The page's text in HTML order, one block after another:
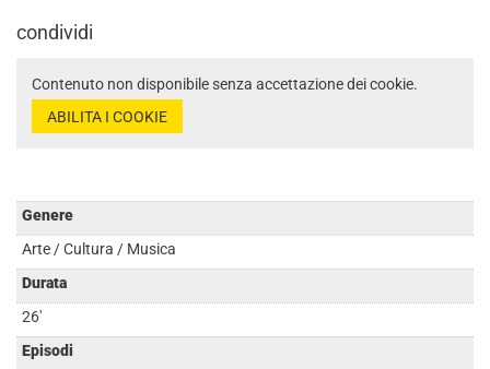
condividi
Contenuto non disponibile senza accettazione dei cookie.
ABILITA I COOKIE
Genere
Arte / Cultura / Musica
Durata
26'
Episodi